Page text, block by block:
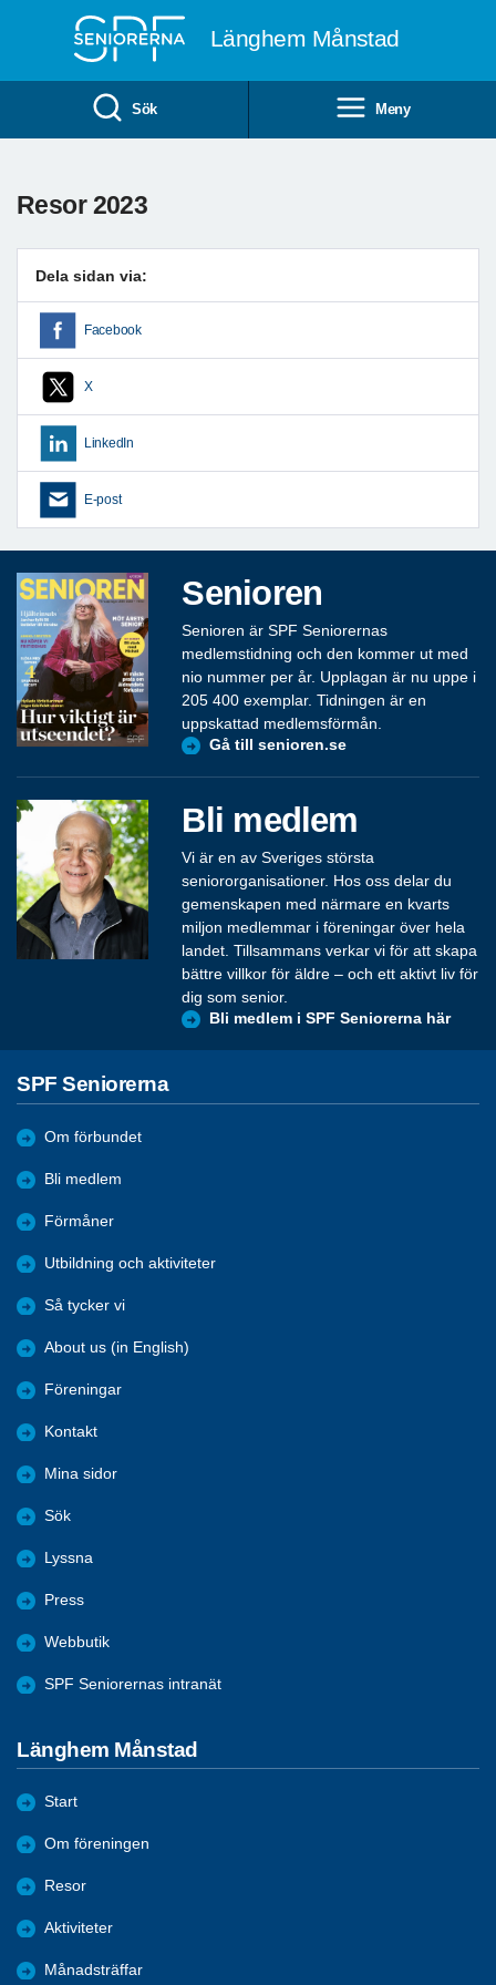
Länghem Månstad
Sök Meny
Resor 2023
Dela sidan via:
Facebook
X
LinkedIn
E-post
Senioren
Senioren är SPF Seniorernas
medlemstidning och den kommer ut med
nio nummer per år. Upplagan är nu uppe i
205 400 exemplar. Tidningen är en
uppskattad medlemsförmån.
Gå till senioren.se
Bli medlem
Vi är en av Sveriges största
seniororganisationer. Hos oss delar du
gemenskapen med närmare en kvarts
miljon medlemmar i föreningar över hela
landet. Tillsammans verkar vi för att skapa
bättre villkor för äldre – och ett aktivt liv för
dig som senior.
Bli medlem i SPF Seniorerna här
SPF Seniorerna
Om förbundet
Bli medlem
Förmåner
Utbildning och aktiviteter
Så tycker vi
About us (in English)
Föreningar
Kontakt
Mina sidor
Sök
Lyssna
Press
Webbutik
SPF Seniorernas intranät
Länghem Månstad
Start
Om föreningen
Resor
Aktiviteter
Månadsträffar